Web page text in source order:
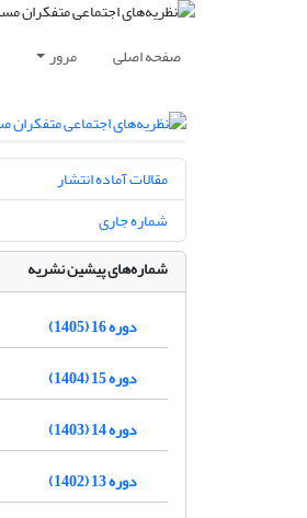
صفحه اصلی مرور
مقالات آماده انتشار
شماره جاری
شماره‌های پیشین نشریه
دوره 16 (1405)
دوره 15 (1404)
دوره 14 (1403)
دوره 13 (1402)